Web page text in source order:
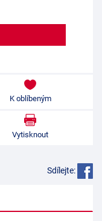
K oblíbeným
Vytisknout
Sdílejte: